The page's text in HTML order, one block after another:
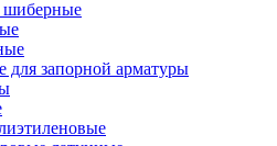
шиберные
запорной арматуры